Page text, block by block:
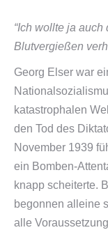
“Ich wollte ja
Blutvergießen
Georg Elser war
katastrophalen
den Tod des
November 1939
ein Bomben-
knapp scheiterte.
begonnen alleine
alle